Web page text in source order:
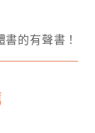
的有聲書！